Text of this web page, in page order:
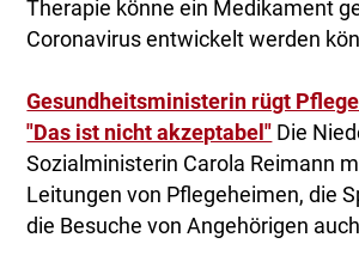
Therapie könne ein Medikament
Coronavirus entwickelt werden
Gesundheitsministerin rügt
"Das ist nicht akzeptabel" Die
Sozialministerin Carola Reimann
Leitungen von Pflegeheimen, die
die Besuche von Angehörigen